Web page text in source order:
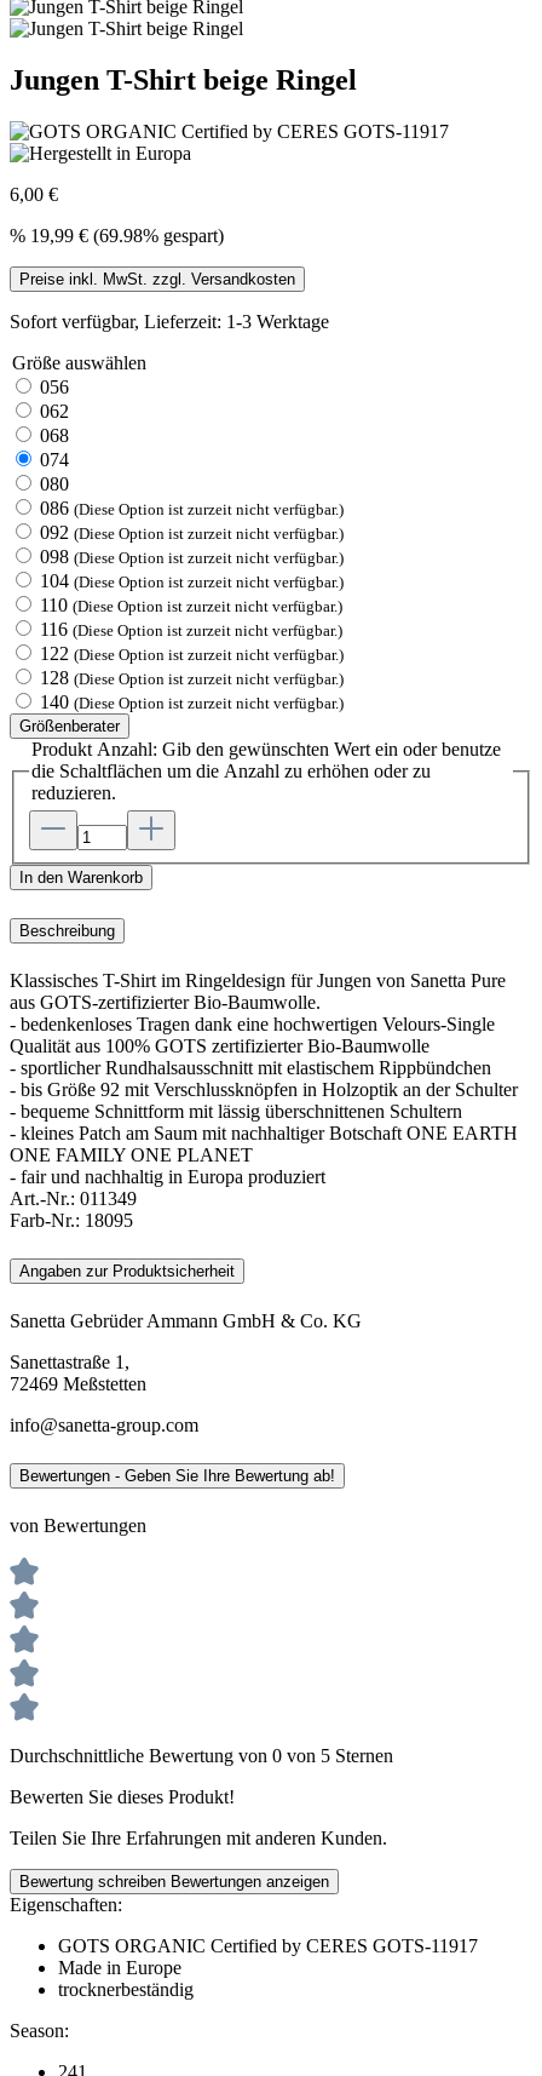
Jungen T-Shirt beige Ringel
6,00 €
% 19,99 € (69.98% gespart)
Preise inkl. MwSt. zzgl. Versandkosten
Sofort verfügbar, Lieferzeit: 1-3 Werktage
Größe auswählen
056
062
068
074
080
086 (Diese Option ist zurzeit nicht verfügbar.)
092 (Diese Option ist zurzeit nicht verfügbar.)
098 (Diese Option ist zurzeit nicht verfügbar.)
104 (Diese Option ist zurzeit nicht verfügbar.)
110 (Diese Option ist zurzeit nicht verfügbar.)
116 (Diese Option ist zurzeit nicht verfügbar.)
122 (Diese Option ist zurzeit nicht verfügbar.)
128 (Diese Option ist zurzeit nicht verfügbar.)
140 (Diese Option ist zurzeit nicht verfügbar.)
Größenberater
Produkt Anzahl: Gib den gewünschten Wert ein oder benutze
die Schaltflächen um die Anzahl zu erhöhen oder zu
reduzieren.
In den Warenkorb
Beschreibung
Klassisches T-Shirt im Ringeldesign für Jungen von Sanetta Pure
aus GOTS-zertifizierter Bio-Baumwolle.
- bedenkenloses Tragen dank eine hochwertigen Velours-Single
Qualität aus 100% GOTS zertifizierter Bio-Baumwolle
- sportlicher Rundhalsausschnitt mit elastischem Rippbündchen
- bis Größe 92 mit Verschlussknöpfen in Holzoptik an der Schulter
- bequeme Schnittform mit lässig überschnittenen Schultern
- kleines Patch am Saum mit nachhaltiger Botschaft ONE EARTH
ONE FAMILY ONE PLANET
- fair und nachhaltig in Europa produziert
Art.-Nr.: 011349
Farb-Nr.: 18095
Angaben zur Produktsicherheit
Sanetta Gebrüder Ammann GmbH & Co. KG
Sanettastraße 1,
72469 Meßstetten
info@sanetta-group.com
Bewertungen - Geben Sie Ihre Bewertung ab!
von Bewertungen
Durchschnittliche Bewertung von 0 von 5 Sternen
Bewerten Sie dieses Produkt!
Teilen Sie Ihre Erfahrungen mit anderen Kunden.
Bewertung schreiben Bewertungen anzeigen
Eigenschaften:
GOTS ORGANIC Certified by CERES GOTS-11917
Made in Europe
trocknerbeständig
Season: